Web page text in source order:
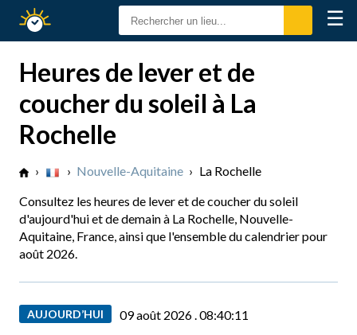
Calendrier
Solaire
☰
Heures de lever et de
coucher du soleil à La
Rochelle
› › Nouvelle-Aquitaine › La Rochelle
Consultez les heures de lever et de coucher du soleil
d'aujourd'hui et de demain à La Rochelle, Nouvelle-
Aquitaine, France, ainsi que l'ensemble du calendrier pour
août 2026.
AUJOURD’HUI 09 août 2026 .08:40:12